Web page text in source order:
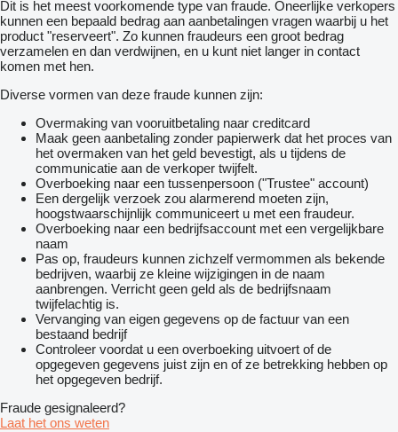
Dit is het meest voorkomende type van fraude. Oneerlijke verkopers
kunnen een bepaald bedrag aan aanbetalingen vragen waarbij u het
product "reserveert". Zo kunnen fraudeurs een groot bedrag
verzamelen en dan verdwijnen, en u kunt niet langer in contact
komen met hen.
Diverse vormen van deze fraude kunnen zijn:
Overmaking van vooruitbetaling naar creditcard
Maak geen aanbetaling zonder papierwerk dat het proces van
het overmaken van het geld bevestigt, als u tijdens de
communicatie aan de verkoper twijfelt.
Overboeking naar een tussenpersoon ("Trustee" account)
Een dergelijk verzoek zou alarmerend moeten zijn,
hoogstwaarschijnlijk communiceert u met een fraudeur.
Overboeking naar een bedrijfsaccount met een vergelijkbare
naam
Pas op, fraudeurs kunnen zichzelf vermommen als bekende
bedrijven, waarbij ze kleine wijzigingen in de naam
aanbrengen. Verricht geen geld als de bedrijfsnaam
twijfelachtig is.
Vervanging van eigen gegevens op de factuur van een
bestaand bedrijf
Controleer voordat u een overboeking uitvoert of de
opgegeven gegevens juist zijn en of ze betrekking hebben op
het opgegeven bedrijf.
Fraude gesignaleerd?
Laat het ons weten